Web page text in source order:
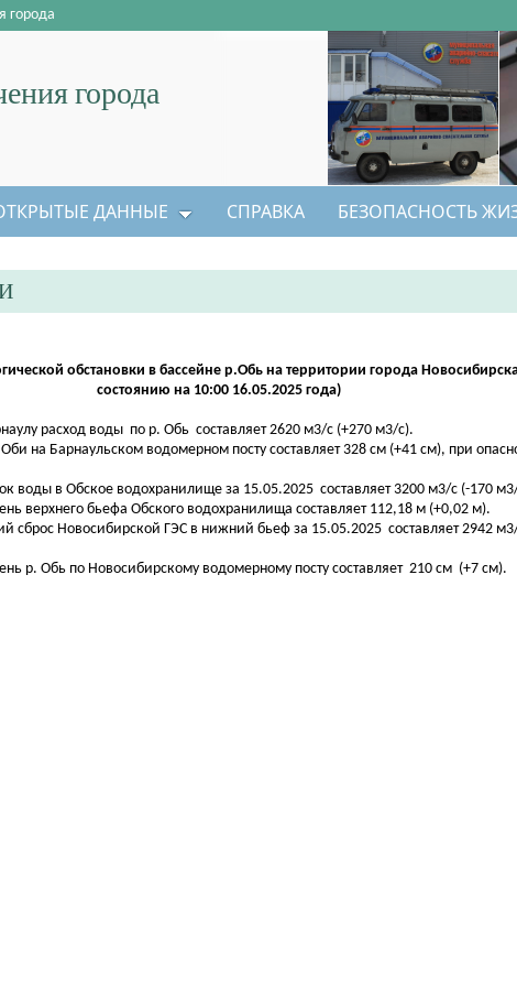
города
города
ДАННЫЕ СПРАВКА БЕЗОПАСНОСТЬ
обстановки в бассейне р.Обь на территории города
состоянию на 10:00 16.05.2025 года)
расход воды по р. Обь составляет 2620 м3/с (+270 м3/с).
на Барнаульском водомерном посту составляет 328 см (+41 см), при
воды в Обское водохранилище за 15.05.2025 составляет 3200 м3/с (-170
верхнего бьефа Обского водохранилища составляет 112,18 м (+0,02 м).
сброс Новосибирской ГЭС в нижний бьеф за 15.05.2025 составляет 2942
р. Обь по Новосибирскому водомерному посту составляет 210 см (+7 см).